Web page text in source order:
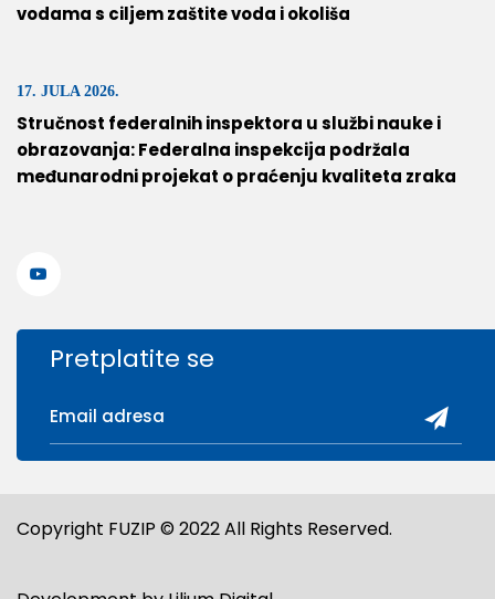
vodama s ciljem zaštite voda i okoliša
17. JULA 2026.
Stručnost federalnih inspektora u službi nauke i
obrazovanja: Federalna inspekcija podržala
međunarodni projekat o praćenju kvaliteta zraka
Pretplatite se
Copyright FUZIP © 2022 All Rights Reserved.